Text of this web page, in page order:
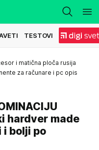
TESTOVI
i matična ploča rusija
za računare i pc opis
hardver made
i bolji po